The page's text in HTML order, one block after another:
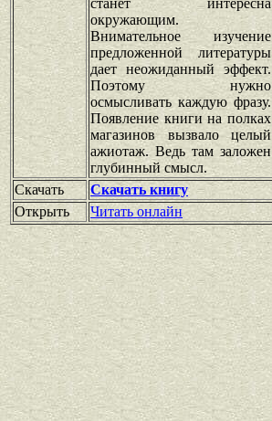
окружающим.
Внимательное изучение
предложенной литературы
дает неожиданный эффект.
Поэтому нужно
осмысливать каждую фразу.
Появление книги на полках
магазинов вызвало целый
ажиотаж. Ведь там заложен
глубинный смысл.
Скачать
Скачать книгу
Открыть
Читать онлайн